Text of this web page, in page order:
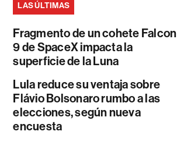
LAS ÚLTIMAS
Fragmento de un cohete Falcon
9 de SpaceX impacta la
superficie de la Luna
Lula reduce su ventaja sobre
Flávio Bolsonaro rumbo a las
elecciones, según nueva
encuesta